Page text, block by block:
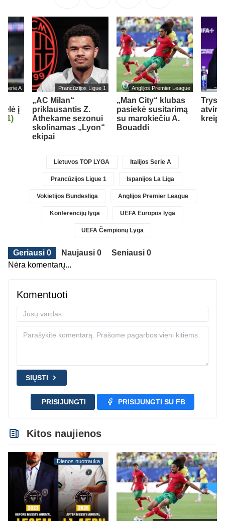
Serie A
į
(1)
Prancūzijos Ligue 1
„AC Milan“
priklausantis Z.
Athekame sezonui
skolinamas „Lyon“
ekipai
Anglijos Premier League
„Man City“ klubas
pasiekė susitarimą
su marokiečiu A.
Bouaddi
Trys
atviru
Lietuvos TOP LYGA Italijos Serie A
Prancūzijos Ligue 1 Ispanijos La Liga
Vokietijos Bundesliga Anglijos Premier League
Konferencijų lyga UEFA Europos lyga
UEFA Čempionų Lyga
Geriausi 0 Naujausi 0
Seniausi 0
Nėra komentarų...
Komentuoti
SIŲSTI
PRISIJUNGTI PRISIJUNGTI SU FB
Kitos naujienos
Dienos nuotrauka